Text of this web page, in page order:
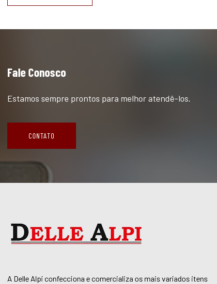
Fale Conosco
Estamos sempre prontos para melhor atendê-los.
CONTATO
A Delle Alpi confecciona e comercializa os mais variados itens